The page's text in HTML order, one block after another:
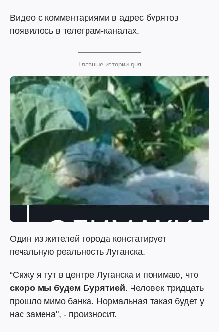
Видео с комментариями в адрес бурятов
появилось в телеграм-каналах.
Главные истории дня
Один из жителей города констатирует
печальную реальность Луганска.
“Сижу я тут в центре Луганска и понимаю, что
скоро мы будем Бурятией. Человек тридцать
прошло мимо банка. Нормальная такая будет у
нас замена", - произносит.